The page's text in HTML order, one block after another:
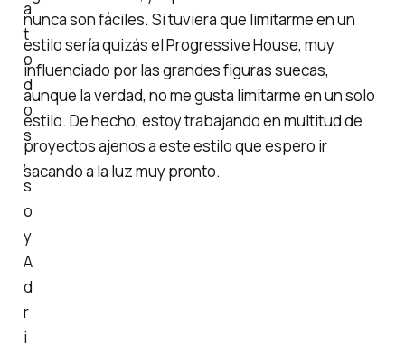
a
t
o
d
o
s
,
s
o
y
A
d
r
i
nunca son fáciles. Si tuviera que limitarme en un
estilo sería quizás el Progressive House, muy
influenciado por las grandes figuras suecas,
aunque la verdad, no me gusta limitarme en un solo
estilo. De hecho, estoy trabajando en multitud de
proyectos ajenos a este estilo que espero ir
sacando a la luz muy pronto.